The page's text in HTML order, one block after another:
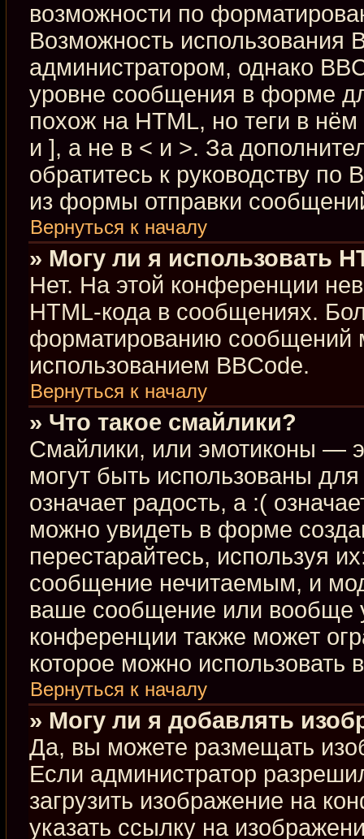
возможности по
Возможность использования
администратором, однако
уровне сообщения в форме
похож на HTML, но теги в
и ], а не в < и >. За
обратитесь к руководству по
из формы отправки
Вернуться к началу
» Могу ли я использовать
Нет. На этой конференции
HTML-кода в сообщениях.
форматированию сообщений
использованием BBCode.
Вернуться к началу
» Что такое смайлики?
Смайлики, или эмотиконы —
могут быть использованы
означает радость, а :(
можно увидеть в форме
перестарайтесь, используя
сообщение нечитаемым, и
ваше сообщение или вообще
конференции также может
которое можно использовать
Вернуться к началу
» Могу ли я добавлять
Да, вы можете размещать
Если администратор
загрузить изображение на
указать ссылку на